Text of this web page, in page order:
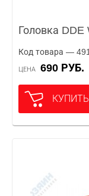
Головка DDE
Код товара —
ЦЕНА 690 РУБ.
КУПИТЬ